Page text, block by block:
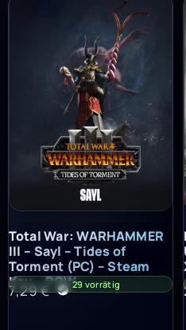
Total War: WARHAMMER III –
Total War: WARHAMMER
III – Sayl – Tides of
Torment (PC) – Steam
Key – ROW
7,29€ 29 vorrätig